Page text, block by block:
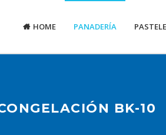
HOME PANADERÍA
BK-10